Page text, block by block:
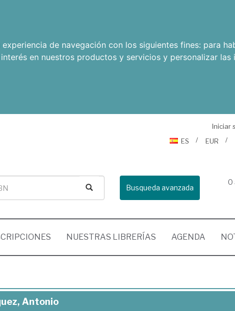
de navegación con los siguientes fines: para
en nuestros productos y servicios y personalizar las
Iniciar
ES
EUR
Busqueda avanzada
0
NUESTRAS LIBRERÍAS AGENDA
Antonio